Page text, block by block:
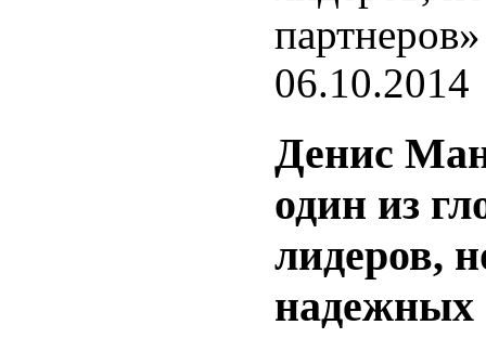
06.10.2014
Денис
один из
лидеров,
надежных